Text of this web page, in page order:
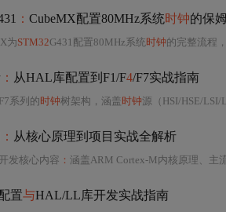
： CubeMX配置80MHz系统时钟的保
为STM32G431配置80MHz系统时钟的完整流程，涵盖HSE
： 从HAL库配置到F1/F4/F7实战指南
系列的时钟树架构，涵盖 时钟源（HSI/HSE/LSI/
： 从核心原理到项目实战全解析
发核心内容 ： 涵盖ARM Cortex-M内核原理、主
置与HAL/LL库开发实战指南